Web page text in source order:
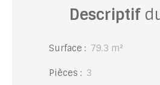
Descriptif
Surface : 79.3 m²
Pièces : 3